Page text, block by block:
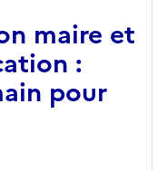
maire et
:
pour